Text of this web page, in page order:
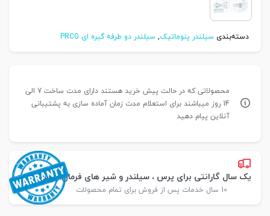
دسته‌بندی سیلندر پنوماتیک, سیلندر دو طرفه گیره ای PRCG
محصولاتی که در حالت پیش خرید هستند دارای مدت ساخت 7 الی
14 روز میباشند برای استعلام مدت زمان آماده سازی به پشتیبانی
آنلاین پیام دهید
یک سال گارانتی برای پرس ، سیلندر و شیر های فرمان پارس
10 سال خدمات پس از فروش برای تمام محصولات